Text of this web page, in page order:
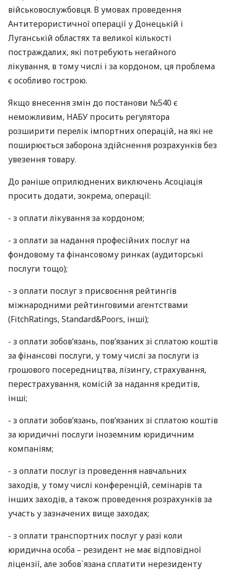
військовослужбовця. В умовах проведення
Антитерористичної операції у Донецькій і
Луганській областях та великої кількості
постраждалих, які потребують негайного
лікування, в тому числі і за кордоном, ця проблема
є особливо гострою.
Якщо внесення змін до постанови №540 є
неможливим, НАБУ просить регулятора
розширити перелік імпортних операцій, на які не
поширюється заборона здійснення розрахунків без
увезення товару.
До раніше оприлюднених виключень Асоціація
просить додати, зокрема, операції:
- з оплати лікування за кордоном;
- з оплати за надання професійних послуг на
фондовому та фінансовому ринках (аудиторські
послуги тощо);
- з оплати послуг з присвоєння рейтингів
міжнародними рейтинговими агентствами
(FitchRatings, Standard&Poors, інші);
- з оплати зобов’язань, пов’язаних зі сплатою коштів
за фінансові послуги, у тому числі за послуги із
грошового посередництва, лізингу, страхування,
перестрахування, комісій за надання кредитів,
інші;
- з оплати зобов’язань, пов’язаних зі сплатою коштів
за юридичні послуги іноземним юридичним
компаніям;
- з оплати послуг із проведення навчальних
заходів, у тому числі конференцій, семінарів та
інших заходів, а також проведення розрахунків за
участь у зазначених вище заходах;
- з оплати транспортних послуг у разі коли
юридична особа – резидент не має відповідної
ліцензії, але зобов`язана сплатити нерезиденту